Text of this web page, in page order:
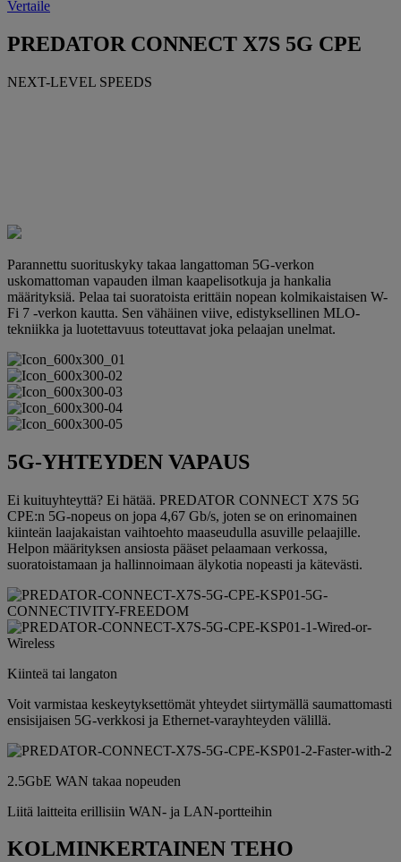
Vertaile
PREDATOR CONNECT X7S 5G CPE
NEXT-LEVEL SPEEDS
Parannettu suorituskyky takaa langattoman 5G-verkon
uskomattoman vapauden ilman kaapelisotkuja ja hankalia
määrityksiä. Pelaa tai suoratoista erittäin nopean kolmikaistaisen W-
Fi 7 -verkon kautta. Sen vähäinen viive, edistyksellinen MLO-
tekniikka ja luotettavuus toteuttavat joka pelaajan unelmat.
5G-YHTEYDEN VAPAUS
Ei kuituyhteyttä? Ei hätää. PREDATOR CONNECT X7S 5G
CPE:n 5G-nopeus on jopa 4,67 Gb/s, joten se on erinomainen
kiinteän laajakaistan vaihtoehto maaseudulla asuville pelaajille.
Helpon määrityksen ansiosta pääset pelaamaan verkossa,
suoratoistamaan ja hallinnoimaan älykotia nopeasti ja kätevästi.
Kiinteä tai langaton
Voit varmistaa keskeytyksettömät yhteydet siirtymällä saumattomasti
ensisijaisen 5G-verkkosi ja Ethernet-varayhteyden välillä.
2.5GbE WAN takaa nopeuden
Liitä laitteita erillisiin WAN- ja LAN-portteihin
KOLMINKERTAINEN TEHO